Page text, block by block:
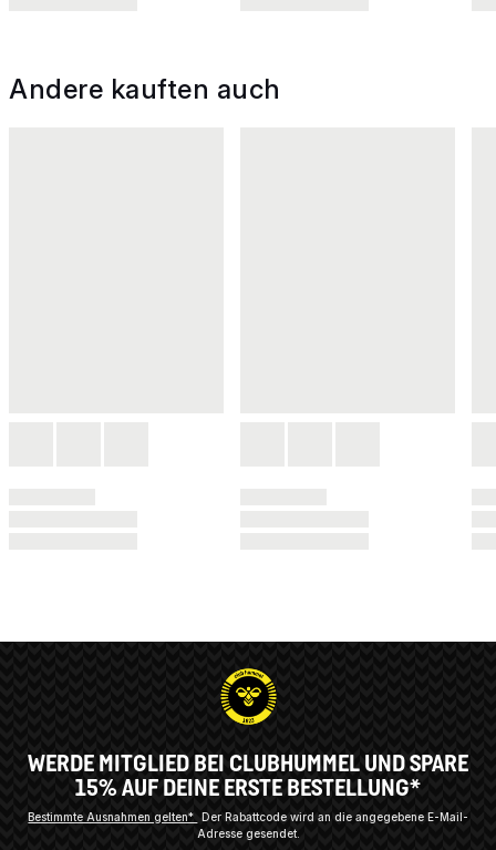
Andere kauften auch
WERDE MITGLIED BEI CLUBHUMMEL UND SPARE
15% AUF DEINE ERSTE BESTELLUNG*
Bestimmte Ausnahmen gelten*
Der Rabattcode wird an die angegebene E-Mail-
Adresse gesendet.